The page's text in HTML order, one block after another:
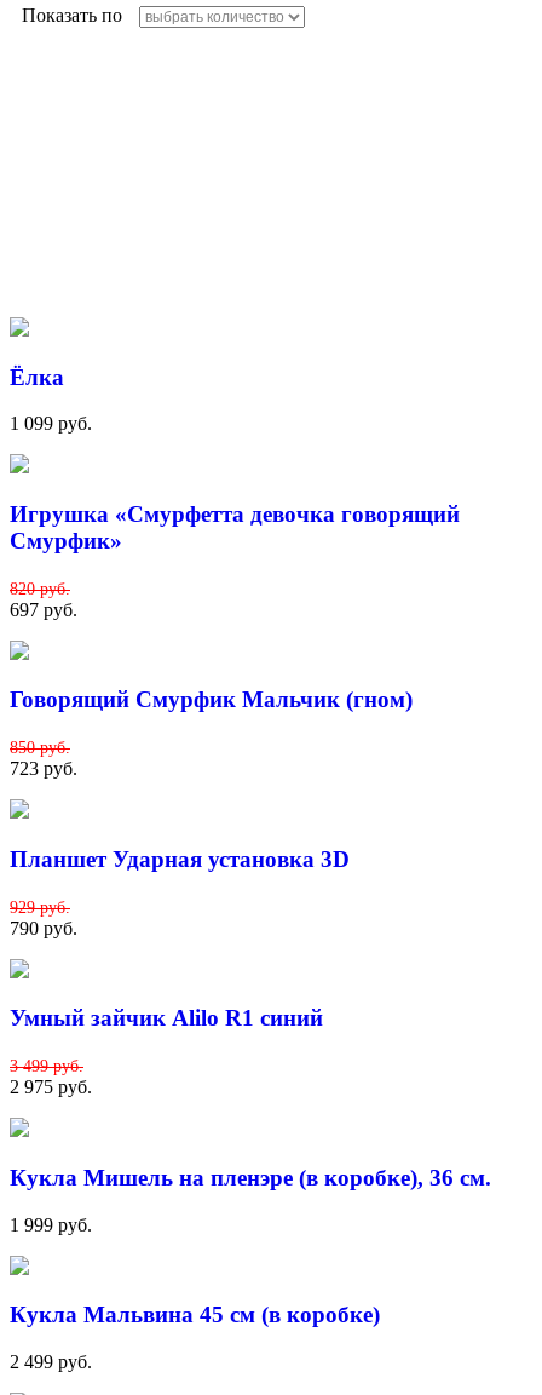
Показать по
Ёлка
1 099 руб.
Игрушка «Смурфетта девочка говорящий
Смурфик»
820 руб.
697 руб.
Говорящий Смурфик Мальчик (гном)
850 руб.
723 руб.
Планшет Ударная установка 3D
929 руб.
790 руб.
Умный зайчик Alilo R1 синий
3 499 руб.
2 975 руб.
Кукла Мишель на пленэре (в коробке), 36 см.
1 999 руб.
Кукла Мальвина 45 см (в коробке)
2 499 руб.